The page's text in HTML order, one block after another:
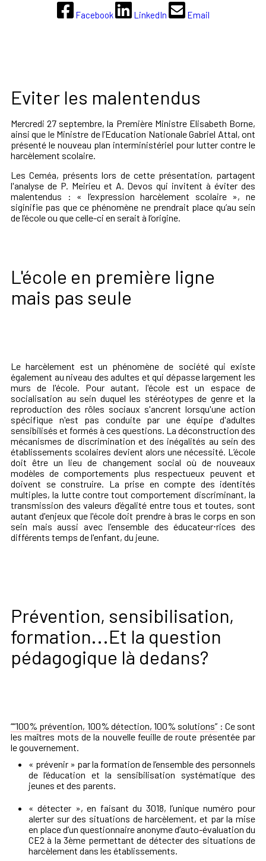
Eviter les malentendus
Mercredi 27 septembre, la Première Ministre Elisabeth Borne,
ainsi que le Ministre de l’Education Nationale Gabriel Attal, ont
présenté le nouveau plan interministériel pour lutter contre le
harcèlement scolaire.
Les Ceméa, présents lors de cette présentation, partagent
l'analyse de P. Meirieu et A. Devos qui invitent à éviter des
malentendus : « l’expression harcèlement scolaire », ne
siginifie pas que ce phénomène ne prendrait place qu’au sein
de l’école ou que celle-ci en serait à l’origine.
L'école en première ligne
mais pas seule
Le harcèlement est un phénomène de société qui existe
également au niveau des adultes et qui dépasse largement les
murs de l'école. Pour autant, l'école est un espace de
socialisation au sein duquel les stéréotypes de genre et la
reproduction des rôles sociaux s'ancrent lorsqu'une action
spécifique n'est pas conduite par une équipe d'adultes
sensibilisés et formés à ces questions. La déconstruction des
mécanismes de discrimination et des inégalités au sein des
établissements scolaires devient alors une nécessité. L’école
doit être un lieu de changement social où de nouveaux
modèles de comportements plus respectueux peuvent et
doivent se construire. La prise en compte des identités
multiples, la lutte contre tout comportement discriminant, la
transmission des valeurs d’égalité entre tous et toutes, sont
autant d'enjeux que l'école doit prendre à bras le corps en son
sein mais aussi avec l'ensemble des éducateur⋅rices des
différents temps de l'enfant, du jeune.
Prévention, sensibilisation,
formation...Et la question
pédagogique là dedans?
““100% prévention, 100% détection, 100% solutions” : Ce sont
les maîtres mots de la nouvelle feuille de route présentée par
le gouvernement.
« prévenir » par la formation de l’ensemble des personnels
de l’éducation et la sensibilisation systématique des
jeunes et des parents.
« détecter », en faisant du 3018, l’unique numéro pour
alerter sur des situations de harcèlement, et par la mise
en place d’un questionnaire anonyme d’auto-évaluation du
CE2 à la 3ème permettant de détecter des situations de
harcèlement dans les établissements.
Facebook
LinkedIn Email